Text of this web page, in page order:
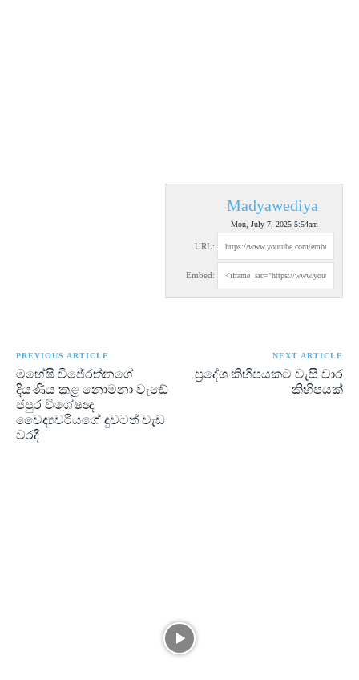
Madyawediya
Mon, July 7, 2025 5:54am
URL:
Embed:
PREVIOUS ARTICLE
මහේෂි විජේරත්නගේ
දියණිය කළ නොමනා වැඩේ
ජපුර විශේෂඥ
වෛද්‍යවරියගේ දුවටත් වැඩ
වරදී
NEXT ARTICLE
ප්‍රදේශ කිහිපයකට වැසි වාර
කිහිපයක්